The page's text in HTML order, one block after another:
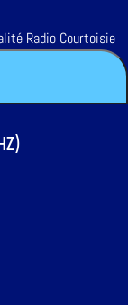
Radio Courtoisie